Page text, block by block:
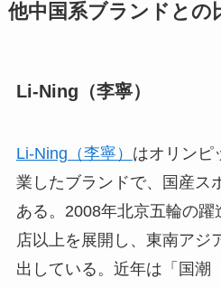
他中国系ブランドとの
Li-Ning（李寧）
Li-Ning（李寧） はオリンピ
業したブランドで、国産ス
ある。2008年北京五輪の
店以上を展開し、東南アジ
出している。近年は「国潮